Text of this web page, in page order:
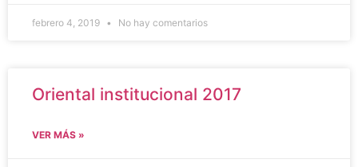
febrero 4, 2019 No hay comentarios
Oriental institucional 2017
VER MÁS »